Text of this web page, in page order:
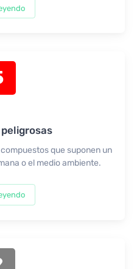
que suponen un
o el medio ambiente.